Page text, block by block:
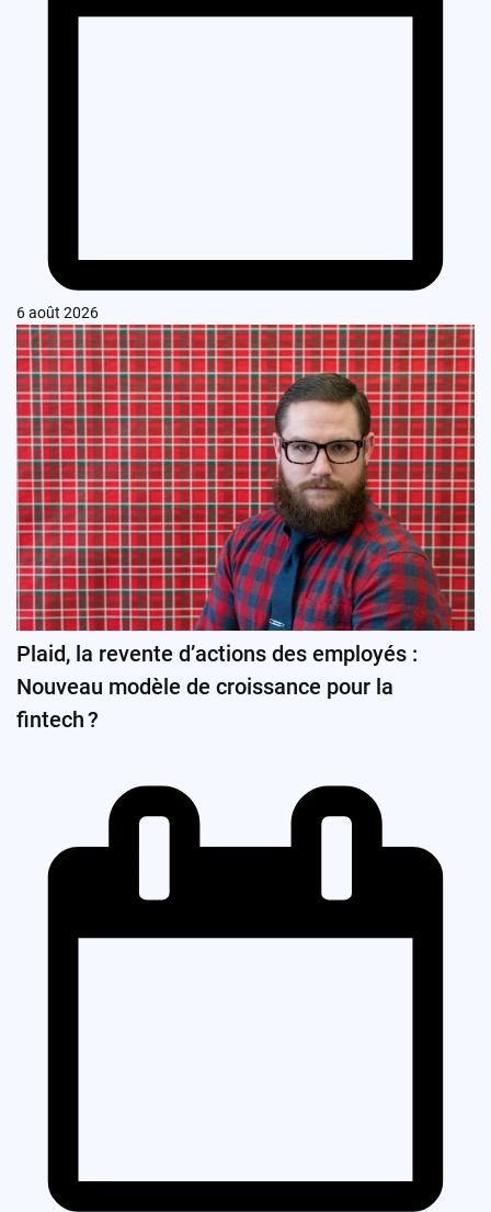
6 août 2026
Plaid, la revente d’actions des employés :
Nouveau modèle de croissance pour la
fintech ?